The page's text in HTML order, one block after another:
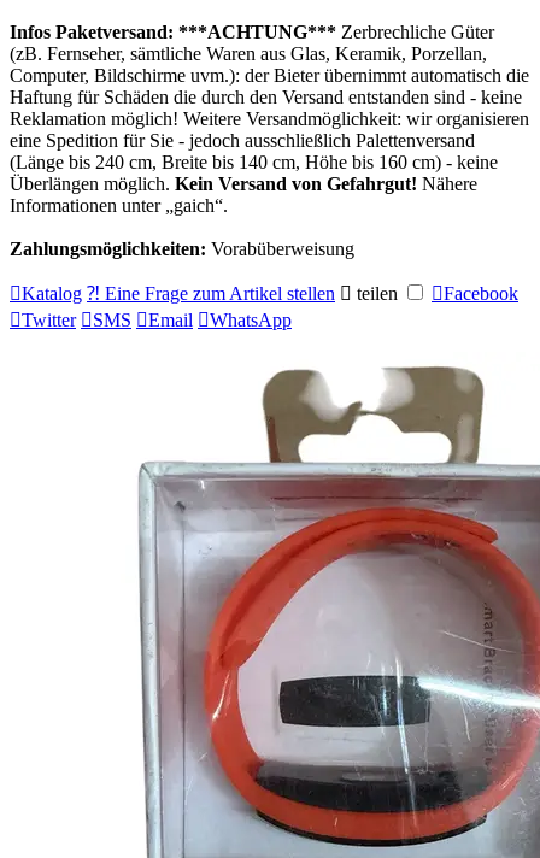
Infos Paketversand: ***ACHTUNG*** Zerbrechliche Güter
(zB. Fernseher, sämtliche Waren aus Glas, Keramik, Porzellan,
Computer, Bildschirme uvm.): der Bieter übernimmt automatisch die
Haftung für Schäden die durch den Versand entstanden sind - keine
Reklamation möglich! Weitere Versandmöglichkeit: wir organisieren
eine Spedition für Sie - jedoch ausschließlich Palettenversand
(Länge bis 240 cm, Breite bis 140 cm, Höhe bis 160 cm) - keine
Überlängen möglich. Kein Versand von Gefahrgut! Nähere
Informationen unter
gaich .
Zahlungsmöglichkeiten: Vorabüberweisung
Katalog ⁈ Eine Frage zum Artikel stellen  teilen Facebook
Twitter SMS Email WhatsApp